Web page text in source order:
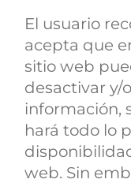
El usuario
acepta que
sitio web
desactivar y/
información,
hará todo lo
web. Sin